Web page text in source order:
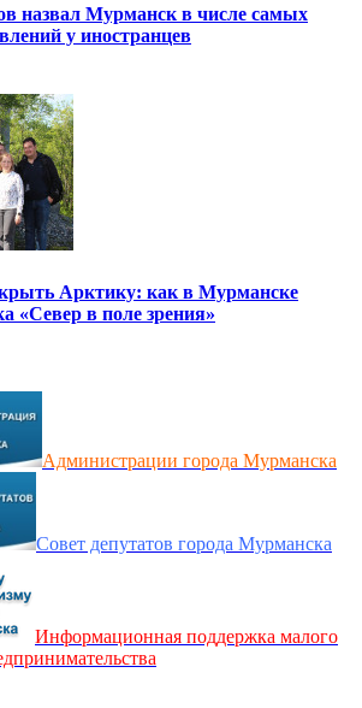
назвал Мурманск в числе самых
у иностранцев
Арктику: как в Мурманске
«Север в поле зрения»
Администрации города Мурманска
Совет депутатов города Мурманска
Информационная поддержка малого